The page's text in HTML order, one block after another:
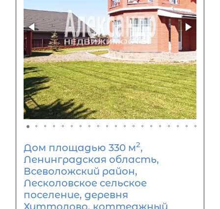
Дом площадью 330 м2,
Ленинградская область,
Всеволожский район,
Лесколовское сельское
поселение, деревня
Хиттолово, коттеджный